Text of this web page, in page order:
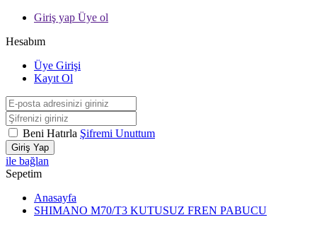
Giriş yap Üye ol
Hesabım
Üye Girişi
Kayıt Ol
Beni Hatırla Şifremi Unuttum
Giriş Yap
ile bağlan
Sepetim
Anasayfa
SHIMANO M70/T3 KUTUSUZ FREN PABUCU